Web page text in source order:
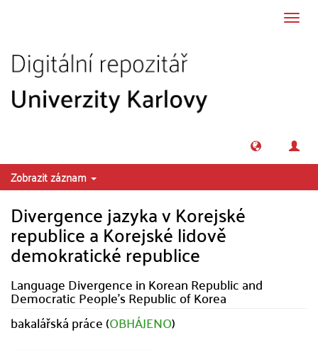
Zobrazit záznam
Divergence jazyka v Korejské
republice a Korejské lidově
demokratické republice
Language Divergence in Korean Republic and
Democratic People's Republic of Korea
bakalářská práce (OBHÁJENO)